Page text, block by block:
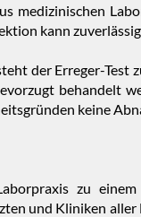
medizinischen
kann
der Erreger-Test
behandelt
keine
zu einem
und Kliniken